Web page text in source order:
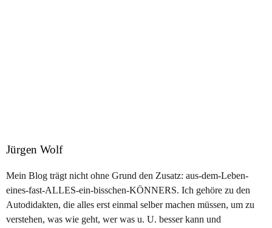
Jürgen Wolf
Mein Blog trägt nicht ohne Grund den Zusatz: aus-dem-Leben-
eines-fast-ALLES-ein-bisschen-KÖNNERS. Ich gehöre zu den
Autodidakten, die alles erst einmal selber machen müssen, um zu
verstehen, was wie geht, wer was u. U. besser kann und